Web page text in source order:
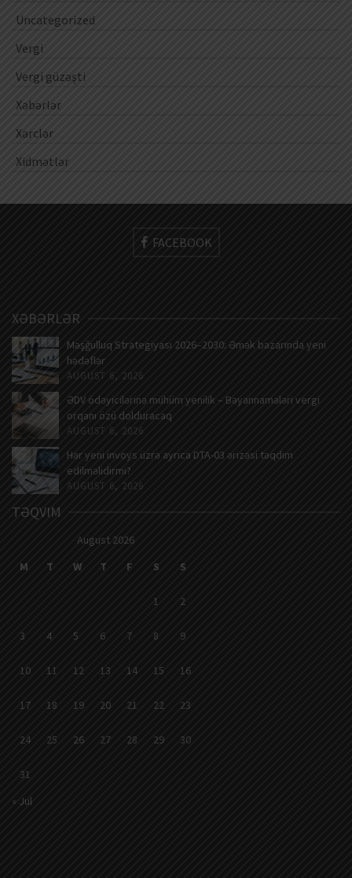
Uncategorized
Vergi
Vergi güzəşti
Xəbərlər
Xərclər
Xidmətlər
FACEBOOK
XƏBƏRLƏR
Məşğulluq Strategiyası 2026–2030: Əmək bazarında yeni
hədəflər
AUGUST 6, 2026
ƏDV ödəyicilərinə mühüm yenilik – Bəyannamələri vergi
orqanı özü dolduracaq
AUGUST 6, 2026
Hər yeni invoys üzrə ayrıca DTA-03 ərizəsi təqdim
edilməlidirmi?
AUGUST 6, 2026
TƏQVIM
August 2026
M
T W T F S S
1 2
3 4 5 6 7 8 9
10 11 12 13 14 15 16
17 18 19 20 21 22 23
24 25 26 27 28 29 30
31
« Jul